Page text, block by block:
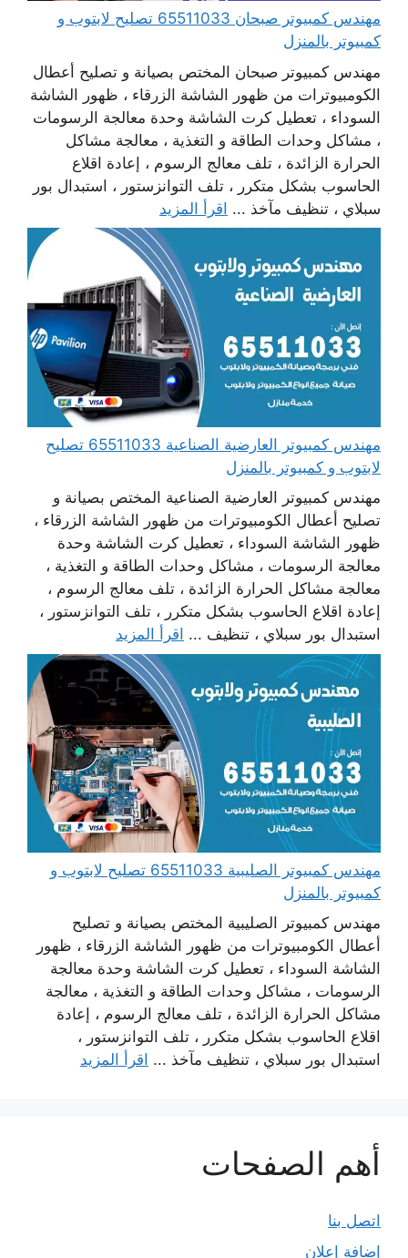
مهندس كمبيوتر صبحان 65511033 تصليح لابتوب و
كمبيوتر بالمنزل
مهندس كمبيوتر صبحان المختص بصيانة و تصليح أعطال
الكومبيوترات من ظهور الشاشة الزرقاء ، ظهور الشاشة
السوداء ، تعطيل كرت الشاشة وحدة معالجة الرسومات
، مشاكل وحدات الطاقة و التغذية ، معالجة مشاكل
الحرارة الزائدة ، تلف معالج الرسوم ، إعادة اقلاع
الحاسوب بشكل متكرر ، تلف التوانزستور ، استبدال بور
سبلاي ، تنظيف مآخذ ... اقرأ المزيد
مهندس كمبيوتر العارضية الصناعية 65511033 تصليح
لابتوب و كمبيوتر بالمنزل
مهندس كمبيوتر العارضية الصناعية المختص بصيانة و
تصليح أعطال الكومبيوترات من ظهور الشاشة الزرقاء ،
ظهور الشاشة السوداء ، تعطيل كرت الشاشة وحدة
معالجة الرسومات ، مشاكل وحدات الطاقة و التغذية ،
معالجة مشاكل الحرارة الزائدة ، تلف معالج الرسوم ،
إعادة اقلاع الحاسوب بشكل متكرر ، تلف التوانزستور ،
استبدال بور سبلاي ، تنظيف ... اقرأ المزيد
مهندس كمبيوتر الصليبية 65511033 تصليح لابتوب و
كمبيوتر بالمنزل
مهندس كمبيوتر الصليبية المختص بصيانة و تصليح
أعطال الكومبيوترات من ظهور الشاشة الزرقاء ، ظهور
الشاشة السوداء ، تعطيل كرت الشاشة وحدة معالجة
الرسومات ، مشاكل وحدات الطاقة و التغذية ، معالجة
مشاكل الحرارة الزائدة ، تلف معالج الرسوم ، إعادة
اقلاع الحاسوب بشكل متكرر ، تلف التوانزستور ،
استبدال بور سبلاي ، تنظيف مآخذ ... اقرأ المزيد
أهم الصفحات
اتصل بنا
إضافة إعلان